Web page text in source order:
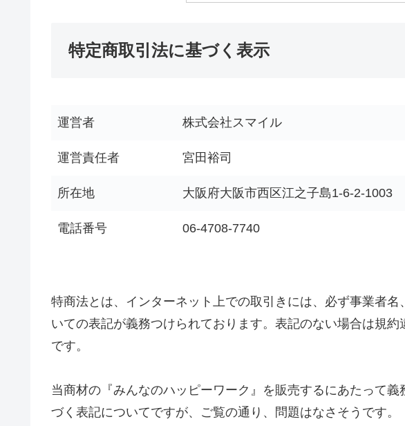
特定商取引法に基づく表示
運営者 株式会社スマイル
運営責任者 宮田裕司
所在地 大阪府大阪市西区江之子島1-6-2-1003
電話番号 06-4708-7740
特商法とは、インターネット上での取引きには、必ず事業者
いての表記が義務つけられております。表記のない場合は規
です。
当商材の『みんなのハッピーワーク』を販売するにあたって
づく表記についてですが、ご覧の通り、問題はなさそうです。